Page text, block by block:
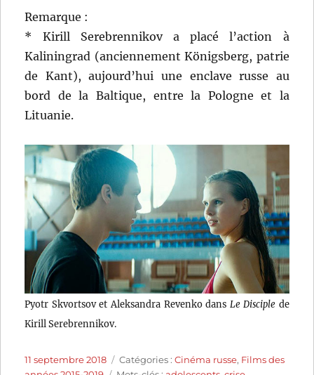
Remarque :
* Kirill Serebrennikov a placé l’action à
Kaliningrad (anciennement Königsberg, patrie
de Kant), aujourd’hui une enclave russe au
bord de la Baltique, entre la Pologne et la
Lituanie.
Pyotr Skvortsov et Aleksandra Revenko dans Le Disciple de
Kirill Serebrennikov.
Publié
11 septembre 2018 Catégories
Catégories :Cinéma russe, Films des